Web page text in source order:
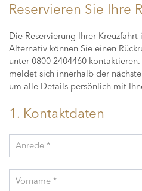
Reservieren Sie Ihre
Die Reservierung Ihrer
Alternativ können Sie einen
unter 0800 2404460
meldet sich innerhalb der
um alle Details persönlich mit
1. Kontaktdaten
Anrede *
Vorname *